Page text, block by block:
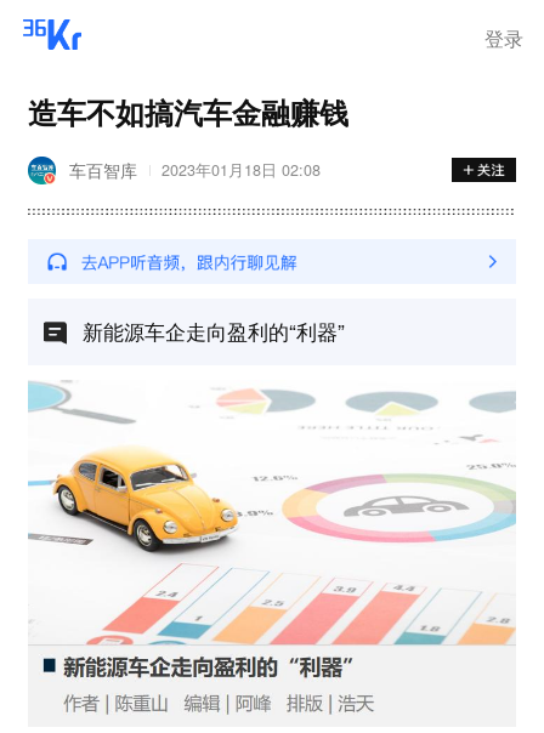
登录
造车不如搞汽车金融赚钱
车百智库 2023年01月18日 02:08
新能源车企走向盈利的“利器”